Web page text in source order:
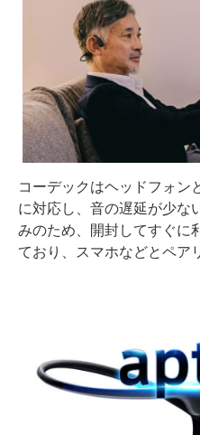
コーデックはヘッドフォン
に対応し、音の遅延が少な
みのため、開封してすぐに
ており、スマホなどとペア